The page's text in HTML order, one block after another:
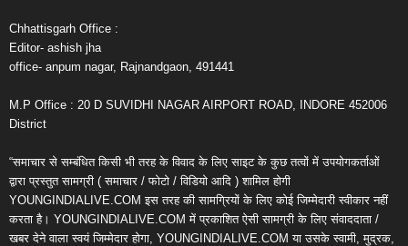
Chhattisgarh Office :
Editor- ashish jha
office- anpum nagar, Rajnandgaon, 491441
M.P Office : 20 D SUVIDHI NAGAR AIRPORT ROAD, INDORE 452006
District
“समाचार से सम्बंधित किसी भी तरह के विवाद के लिए साइट के कुछ तत्वों में उपयोगकर्ताओं
द्वारा प्रस्तुत सामग्री ( समाचार / फोटो / विडियो आदि ) शामिल होगी
YOUNGINDIALIVE.COM इस तरह की सामग्रियों के लिए कोई जिम्मेदारी स्वीकार नहीं
करता है। YOUNGINDIALIVE.COM में प्रकाशित ऐसी सामग्री के लिए संवाददाता /
खबर देने वाला स्वयं जिम्मेदार होगा, YOUNGINDIALIVE.COM या उसके स्वामी, मुद्रक,